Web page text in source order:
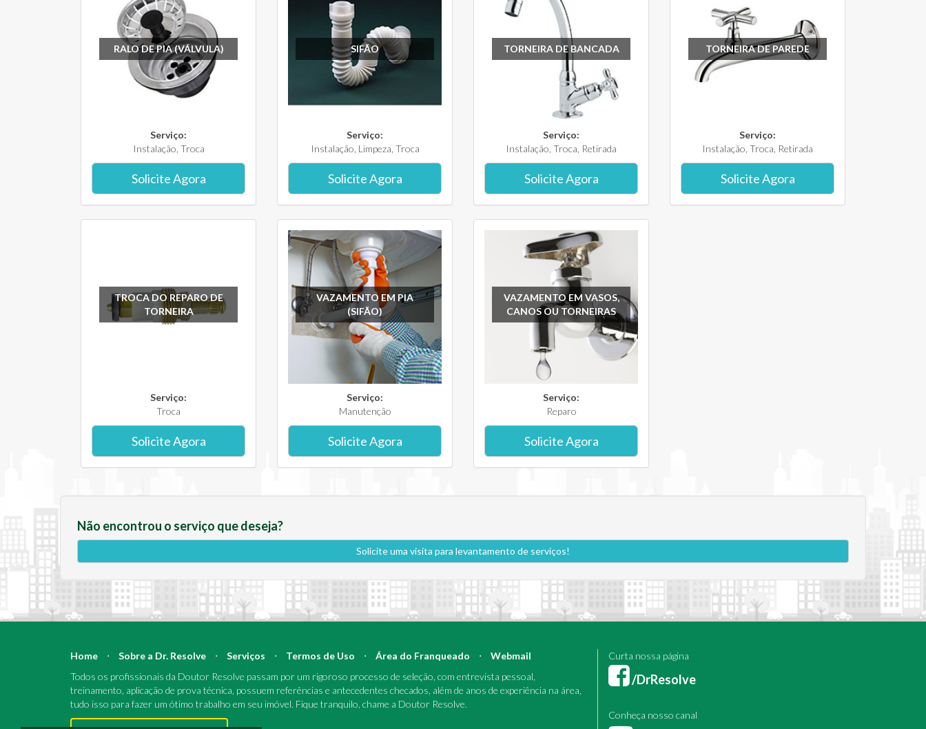
RALO DE PIA (VÁLVULA)
Serviço:
Instalação, Troca
Solicite Agora
SIFÃO
Serviço:
Instalação, Limpeza, Troca
Solicite Agora
TORNEIRA DE BANCADA
Serviço:
Instalação, Troca, Retirada
Solicite Agora
TORNEIRA DE PAREDE
Serviço:
Instalação, Troca, Retirada
Solicite Agora
TROCA DO REPARO DE
TORNEIRA
Serviço:
Troca
Solicite Agora
VAZAMENTO EM PIA
(SIFÃO)
Serviço:
Manutenção
Solicite Agora
VAZAMENTO EM VASOS,
CANOS OU TORNEIRAS
Serviço:
Reparo
Solicite Agora
Não encontrou o serviço que deseja?
Solicite uma visita para levantamento de serviços!
Home ⋅ Sobre a Dr. Resolve ⋅ Serviços ⋅ Termos de Uso ⋅ Área do Franqueado ⋅
Webmail
Todos os profissionais da Doutor Resolve passam por um rigoroso processo de seleção, com entrevista pessoal,
treinamento, aplicação de prova técnica, possuem referências e antecedentes checados, além de anos de experiência na área,
tudo isso para fazer um ótimo trabalho em seu imóvel. Fique tranquilo, chame a Doutor Resolve.
Curta nossa página
/DrResolve
Conheça nosso canal